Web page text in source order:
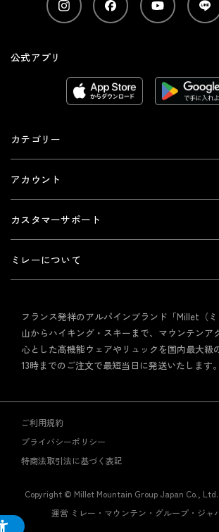
公式アプリ
カテゴリー
アカウント
カスタマーサポート
ミレーについて
フランス発祥のアルパインブランド「Millet（
山からハイキング・スキーまで、マウンテンア
心とした高機能ウェアやリュックを国内最大級
13時までのご注文で最短当日に発送いたします。
ご利用規約
プライバシーポリシー
特商法取引法に基づく表記
Copyright © Millet Mountain Group Japan Co.,
運営 ミレー・マウンテン・グループ・ジャ